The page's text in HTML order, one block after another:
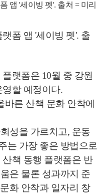
폼 앱 '세이빙 펫'. 출
랫폼은 10월 중 강원
할 예정이다.
바른 산책 문화 안착에
성을 가르치고, 운동
는 가장 좋은 방법으로
책 동행 플랫폼은 반
은 물론 성과까지 준
화 안착과 일자리 창